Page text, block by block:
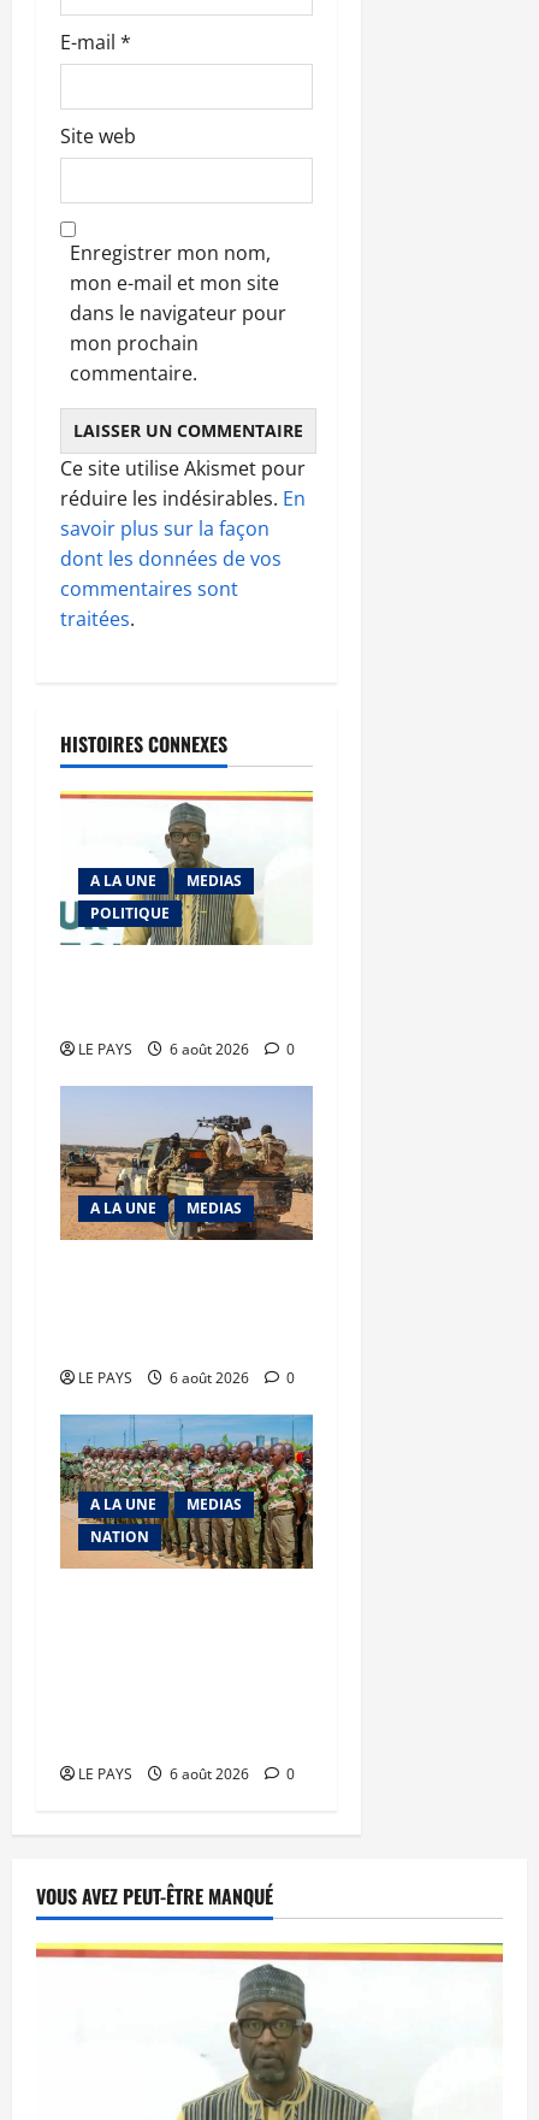
E-mail *
Site web
Enregistrer mon nom,
mon e-mail et mon site
dans le navigateur pour
mon prochain
commentaire.
Ce site utilise Akismet pour
réduire les indésirables. En
savoir plus sur la façon
dont les données de vos
commentaires sont
traitées.
HISTOIRES CONNEXES
A LA UNE
MEDIAS
POLITIQUE
LE PAYS 6 août 2026 0
A LA UNE MEDIAS
LE PAYS 6 août 2026 0
A LA UNE
MEDIAS
NATION
LE PAYS 6 août 2026 0
VOUS AVEZ PEUT-ÊTRE MANQUÉ